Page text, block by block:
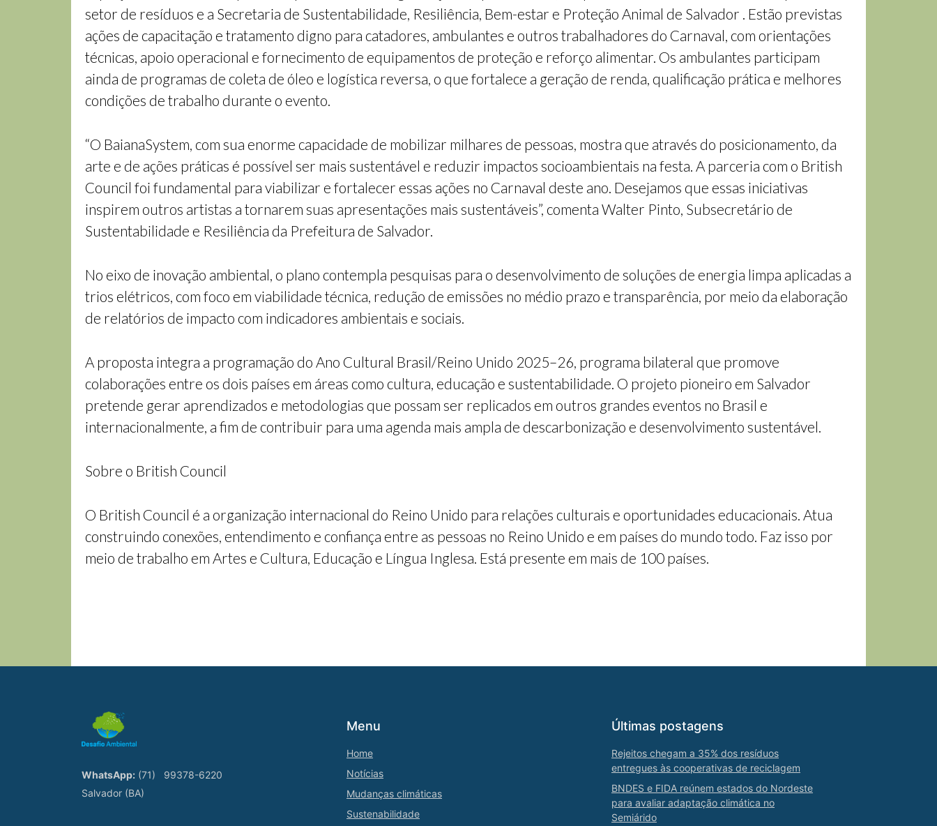
setor de resíduos e a Secretaria de Sustentabilidade, Resiliência, Bem-estar e Proteção Animal de Salvador . Estão previstas
ações de capacitação e tratamento digno para catadores, ambulantes e outros trabalhadores do Carnaval, com orientações
técnicas, apoio operacional e fornecimento de equipamentos de proteção e reforço alimentar. Os ambulantes participam
ainda de programas de coleta de óleo e logística reversa, o que fortalece a geração de renda, qualificação prática e melhores
condições de trabalho durante o evento.
“O BaianaSystem, com sua enorme capacidade de mobilizar milhares de pessoas, mostra que através do posicionamento, da
arte e de ações práticas é possível ser mais sustentável e reduzir impactos socioambientais na festa. A parceria com o British
Council foi fundamental para viabilizar e fortalecer essas ações no Carnaval deste ano. Desejamos que essas iniciativas
inspirem outros artistas a tornarem suas apresentações mais sustentáveis”, comenta Walter Pinto, Subsecretário de
Sustentabilidade e Resiliência da Prefeitura de Salvador.
No eixo de inovação ambiental, o plano contempla pesquisas para o desenvolvimento de soluções de energia limpa aplicadas a
trios elétricos, com foco em viabilidade técnica, redução de emissões no médio prazo e transparência, por meio da elaboração
de relatórios de impacto com indicadores ambientais e sociais.
A proposta integra a programação do Ano Cultural Brasil/Reino Unido 2025–26, programa bilateral que promove
colaborações entre os dois países em áreas como cultura, educação e sustentabilidade. O projeto pioneiro em Salvador
pretende gerar aprendizados e metodologias que possam ser replicados em outros grandes eventos no Brasil e
internacionalmente, a fim de contribuir para uma agenda mais ampla de descarbonização e desenvolvimento sustentável.
Sobre o British Council
O British Council é a organização internacional do Reino Unido para relações culturais e oportunidades educacionais. Atua
construindo conexões, entendimento e confiança entre as pessoas no Reino Unido e em países do mundo todo. Faz isso por
meio de trabalho em Artes e Cultura, Educação e Língua Inglesa. Está presente em mais de 100 países.
WhatsApp: (71)
99378-6220
Salvador (BA)
Menu
Home
Notícias
Mudanças climáticas
Sustenabilidade
Últimas postagens
Rejeitos chegam a 35% dos resíduos
entregues às cooperativas de reciclagem
BNDES e FIDA reúnem estados do Nordeste
para avaliar adaptação climática no
Semiárido